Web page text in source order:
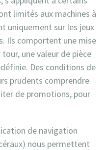
limités aux machines à
uniquement sur les jeux
Ils comportent une mise
une valeur de pièce
Des conditions de
prudents comprendre
de promotions, pour
de navigation
nous permettent